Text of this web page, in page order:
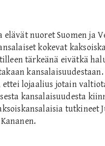
elävät nuoret Suomen ja
kokevat
tärkeänä eivätkä
ettei lojaalius jotain
kansalaisuudesta
tutkineet